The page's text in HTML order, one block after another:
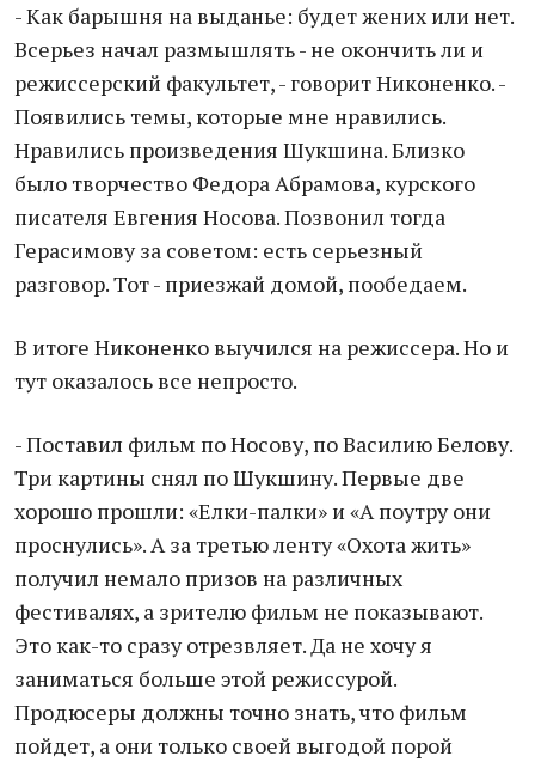
- Как барышня на выданье: будет жених или нет.
Всерьез начал размышлять - не окончить ли и
режиссерский факультет, - говорит Никоненко. -
Появились темы, которые мне нравились.
Нравились произведения Шукшина. Близко
было творчество Федора Абрамова, курского
писателя Евгения Носова. Позвонил тогда
Герасимову за советом: есть серьезный
разговор. Тот - приезжай домой, пообедаем.
В итоге Никоненко выучился на режиссера. Но и
тут оказалось все непросто.
- Поставил фильм по Носову, по Василию Белову.
Три картины снял по Шукшину. Первые две
хорошо прошли: «Елки-палки» и «А поутру они
проснулись». А за третью ленту «Охота жить»
получил немало призов на различных
фестивалях, а зрителю фильм не показывают.
Это как-то сразу отрезвляет. Да не хочу я
заниматься больше этой режиссурой.
Продюсеры должны точно знать, что фильм
пойдет, а они только своей выгодой порой